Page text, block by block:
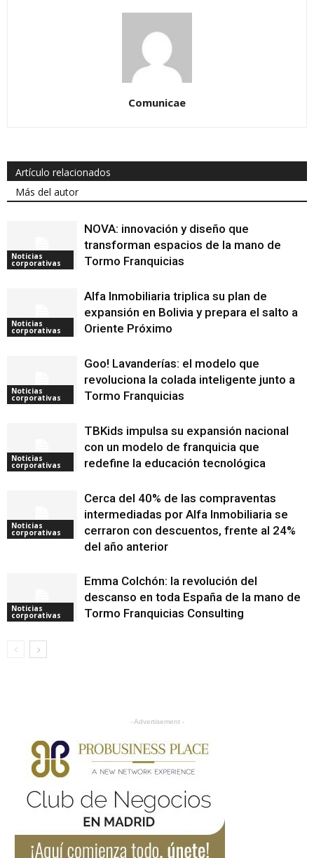
Comunicae
Artículo relacionados
Más del autor
Noticias
corporativas
NOVA: innovación y diseño que
transforman espacios de la mano de
Tormo Franquicias
Noticias
corporativas
Alfa Inmobiliaria triplica su plan de
expansión en Bolivia y prepara el salto a
Oriente Próximo
Noticias
corporativas
Goo! Lavanderías: el modelo que
revoluciona la colada inteligente junto a
Tormo Franquicias
Noticias
corporativas
TBKids impulsa su expansión nacional
con un modelo de franquicia que
redefine la educación tecnológica
Noticias
corporativas
Cerca del 40% de las compraventas
intermediadas por Alfa Inmobiliaria se
cerraron con descuentos, frente al 24%
del año anterior
Noticias
corporativas
Emma Colchón: la revolución del
descanso en toda España de la mano de
Tormo Franquicias Consulting
- Advertisement -